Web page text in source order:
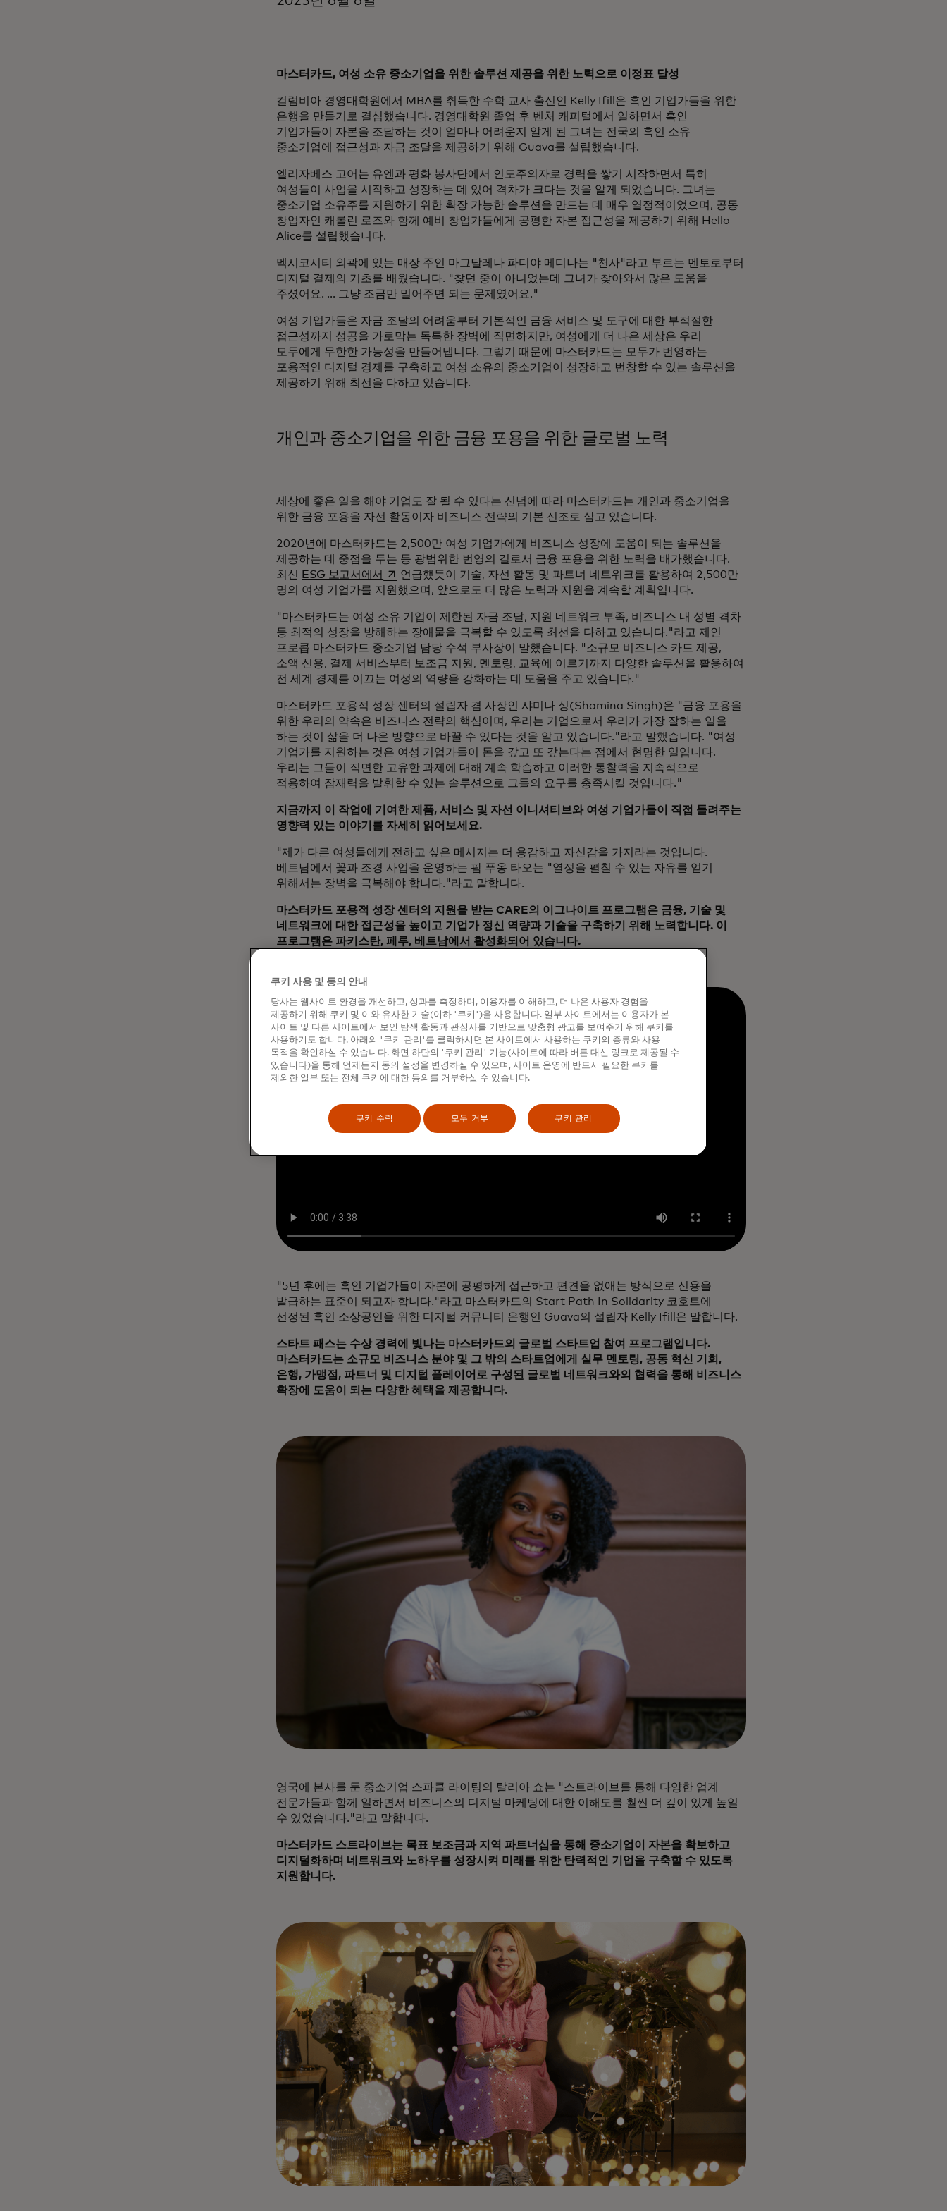
마스터카드, 여성 소유 중소기업을 위한 솔루션 제공을 위한 노력으로 이정표 달성
컬럼비아 경영대학원에서 MBA를 취득한 수학 교사 출신인 Kelly Ifill은 흑인 기업가들을 위한
은행을 만들기로 결심했습니다. 경영대학원 졸업 후 벤처 캐피털에서 일하면서 흑인
기업가들이 자본을 조달하는 것이 얼마나 어려운지 알게 된 그녀는 전국의 흑인 소유
중소기업에 접근성과 자금 조달을 제공하기 위해 Guava를 설립했습니다.
엘리자베스 고어는 유엔과 평화 봉사단에서 인도주의자로 경력을 쌓기 시작하면서 특히
여성들이 사업을 시작하고 성장하는 데 있어 격차가 크다는 것을 알게 되었습니다. 그녀는
중소기업 소유주를 지원하기 위한 확장 가능한 솔루션을 만드는 데 매우 열정적이었으며, 공동
창업자인 캐롤린 로즈와 함께 예비 창업가들에게 공평한 자본 접근성을 제공하기 위해 Hello
Alice를 설립했습니다.
멕시코시티 외곽에 있는 매장 주인 마그달레나 파디야 메디나는 "천사"라고 부르는 멘토로부터
디지털 결제의 기초를 배웠습니다. "찾던 중이 아니었는데 그녀가 찾아와서 많은 도움을
주셨어요. ... 그냥 조금만 밀어주면 되는 문제였어요."
여성 기업가들은 자금 조달의 어려움부터 기본적인 금융 서비스 및 도구에 대한 부적절한
접근성까지 성공을 가로막는 독특한 장벽에 직면하지만, 여성에게 더 나은 세상은 우리
모두에게 무한한 가능성을 만들어냅니다. 그렇기 때문에 마스터카드는 모두가 번영하는
포용적인 디지털 경제를 구축하고 여성 소유의 중소기업이 성장하고 번창할 수 있는 솔루션을
제공하기 위해 최선을 다하고 있습니다.
개인과 중소기업을 위한 금융 포용을 위한 글로벌 노력
세상에 좋은 일을 해야 기업도 잘 될 수 있다는 신념에 따라 마스터카드는 개인과 중소기업을
위한 금융 포용을 자선 활동이자 비즈니스 전략의 기본 신조로 삼고 있습니다.
2020년에 마스터카드는 2,500만 여성 기업가에게 비즈니스 성장에 도움이 되는 솔루션을
제공하는 데 중점을 두는 등 광범위한 번영의 길로서 금융 포용을 위한 노력을 배가했습니다.
최신
ESG 보고서에서 새 탭에서 열림
언급했듯이 기술, 자선 활동 및 파트너 네트워크를 활용하여 2,500만
명의 여성 기업가를 지원했으며, 앞으로도 더 많은 노력과 지원을 계속할 계획입니다.
"마스터카드는 여성 소유 기업이 제한된 자금 조달, 지원 네트워크 부족, 비즈니스 내 성별 격차
등 최적의 성장을 방해하는 장애물을 극복할 수 있도록 최선을 다하고 있습니다."라고 제인
프로콥 마스터카드 중소기업 담당 수석 부사장이 말했습니다. "소규모 비즈니스 카드 제공,
소액 신용, 결제 서비스부터 보조금 지원, 멘토링, 교육에 이르기까지 다양한 솔루션을 활용하여
전 세계 경제를 이끄는 여성의 역량을 강화하는 데 도움을 주고 있습니다."
마스터카드 포용적 성장 센터의 설립자 겸 사장인 샤미나 싱(Shamina Singh)은 "금융 포용을
위한 우리의 약속은 비즈니스 전략의 핵심이며, 우리는 기업으로서 우리가 가장 잘하는 일을
하는 것이 삶을 더 나은 방향으로 바꿀 수 있다는 것을 알고 있습니다."라고 말했습니다. "여성
기업가를 지원하는 것은 여성 기업가들이 돈을 갚고 또 갚는다는 점에서 현명한 일입니다.
우리는 그들이 직면한 고유한 과제에 대해 계속 학습하고 이러한 통찰력을 지속적으로
적용하여 잠재력을 발휘할 수 있는 솔루션으로 그들의 요구를 충족시킬 것입니다."
지금까지 이 작업에 기여한 제품, 서비스 및 자선 이니셔티브와 여성 기업가들이 직접 들려주는
영향력 있는 이야기를 자세히 읽어보세요.
"제가 다른 여성들에게 전하고 싶은 메시지는 더 용감하고 자신감을 가지라는 것입니다.
베트남에서 꽃과 조경 사업을 운영하는 팜 푸옹 타오는 "열정을 펼칠 수 있는 자유를 얻기
위해서는 장벽을 극복해야 합니다."라고 말합니다.
마스터카드 포용적 성장 센터의 지원을 받는 CARE의 이그나이트 프로그램은 금융, 기술 및
네트워크에 대한 접근성을 높이고 기업가 정신 역량과 기술을 구축하기 위해 노력합니다. 이
프로그램은 파키스탄, 페루, 베트남에서 활성화되어 있습니다.
"5년 후에는 흑인 기업가들이 자본에 공평하게 접근하고 편견을 없애는 방식으로 신용을
발급하는 표준이 되고자 합니다."라고 마스터카드의 Start Path In Solidarity 코호트에
선정된 흑인 소상공인을 위한 디지털 커뮤니티 은행인 Guava의 설립자 Kelly Ifill은 말합니다.
스타트 패스는 수상 경력에 빛나는 마스터카드의 글로벌 스타트업 참여 프로그램입니다.
마스터카드는 소규모 비즈니스 분야 및 그 밖의 스타트업에게 실무 멘토링, 공동 혁신 기회,
은행, 가맹점, 파트너 및 디지털 플레이어로 구성된 글로벌 네트워크와의 협력을 통해 비즈니스
확장에 도움이 되는 다양한 혜택을 제공합니다.
영국에 본사를 둔 중소기업 스파클 라이팅의 탈리아 쇼는 "스트라이브를 통해 다양한 업계
전문가들과 함께 일하면서 비즈니스의 디지털 마케팅에 대한 이해도를 훨씬 더 깊이 있게 높일
수 있었습니다."라고 말합니다.
마스터카드 스트라이브는 목표 보조금과 지역 파트너십을 통해 중소기업이 자본을 확보하고
디지털화하며 네트워크와 노하우를 성장시켜 미래를 위한 탄력적인 기업을 구축할 수 있도록
지원합니다.
쿠키 사용 및 동의 안내
당사는 웹사이트 환경을 개선하고, 성과를 측정하며, 이용자를 이해하고, 더 나은 사용자 경험을
제공하기 위해 쿠키 및 이와 유사한 기술(이하 '쿠키')을 사용합니다. 일부 사이트에서는 이용자가 본
사이트 및 다른 사이트에서 보인 탐색 활동과 관심사를 기반으로 맞춤형 광고를 보여주기 위해 쿠키를
사용하기도 합니다. 아래의 '쿠키 관리'를 클릭하시면 본 사이트에서 사용하는 쿠키의 종류와 사용
목적을 확인하실 수 있습니다. 화면 하단의 '쿠키 관리' 기능(사이트에 따라 버튼 대신 링크로 제공될 수
있습니다)을 통해 언제든지 동의 설정을 변경하실 수 있으며, 사이트 운영에 반드시 필요한 쿠키를
제외한 일부 또는 전체 쿠키에 대한 동의를 거부하실 수 있습니다.
쿠키 수락 모두 거부 쿠키 관리